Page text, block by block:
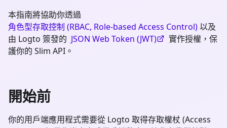
本指南將協助你透過
角色型存取控制 (RBAC, Role-based Access Control)以及
由 Logto 簽發的 JSON Web Token (JWT)
實作授權，保
護你的 Slim API。
開始前
你的用戶端應用程式需要從 Logto 取得存取權杖 (Access